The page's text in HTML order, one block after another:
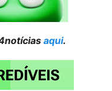
aqui.